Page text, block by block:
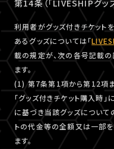
第14条（「LIVESHIPグッ
利用者がグッズ付きチケット
あるグッズについては「
載の規定が、次の各号記載
ます。
(1) 第7条第1項から第12項ま
「グッズ付きチケット購入時
に基づき当該グッズについて
トの代金等の全額又は一部を
ます。